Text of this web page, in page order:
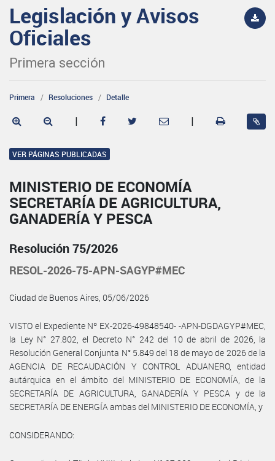
Legislación y Avisos
Oficiales
Primera sección
Primera Resoluciones Detalle
| |
VER PÁGINAS PUBLICADAS
MINISTERIO DE ECONOMÍA
SECRETARÍA DE AGRICULTURA,
GANADERÍA Y PESCA
Resolución 75/2026
RESOL-2026-75-APN-SAGYP#MEC
Ciudad de Buenos Aires, 05/06/2026
VISTO el Expediente Nº EX-2026-49848540- -APN-DGDAGYP#MEC,
la Ley N° 27.802, el Decreto N° 242 del 10 de abril de 2026, la
Resolución General Conjunta N° 5.849 del 18 de mayo de 2026 de la
AGENCIA DE RECAUDACIÓN Y CONTROL ADUANERO, entidad
autárquica en el ámbito del MINISTERIO DE ECONOMÍA, de la
SECRETARÍA DE AGRICULTURA, GANADERÍA Y PESCA y de la
SECRETARÍA DE ENERGÍA ambas del MINISTERIO DE ECONOMÍA, y
CONSIDERANDO: